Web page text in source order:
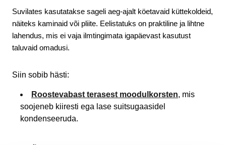
Suvilates kasutatakse sageli aeg-ajalt köetavaid küttekoldeid,
näiteks kaminaid või pliite. Eelistatuks on praktiline ja lihtne
lahendus, mis ei vaja ilmtingimata igapäevast kasutust
taluvaid omadusi.
Siin sobib hästi:
Roostevabast terasest moodulkorsten, mis
soojeneb kiiresti ega lase suitsugaasidel
kondenseeruda.